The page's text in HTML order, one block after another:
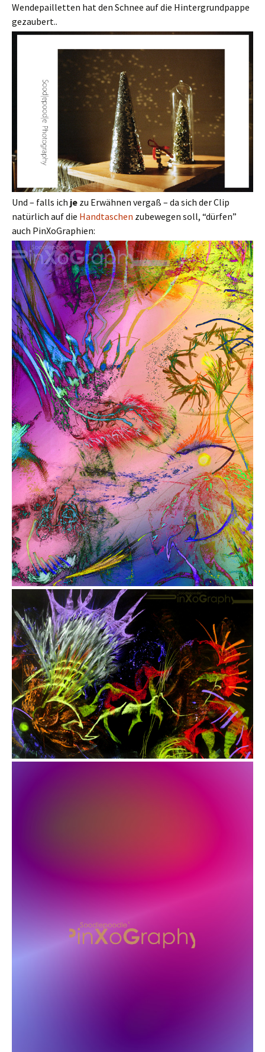
Wendepailletten hat den Schnee auf die Hintergrundpappe
gezaubert..
Und – falls ich je zu Erwähnen vergaß – da sich der Clip
natürlich auf die Handtaschen zubewegen soll, “dürfen”
auch PinXoGraphien: